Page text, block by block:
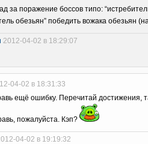
за поражение боссов типо:
обезьян” победить вожака обезьян
2012-04-02 в 18:29:07
04-02 в 18:31:33
ещё ошибку. Перечитай
пожалуйста. Кэп?
04-02 в 19:19:32